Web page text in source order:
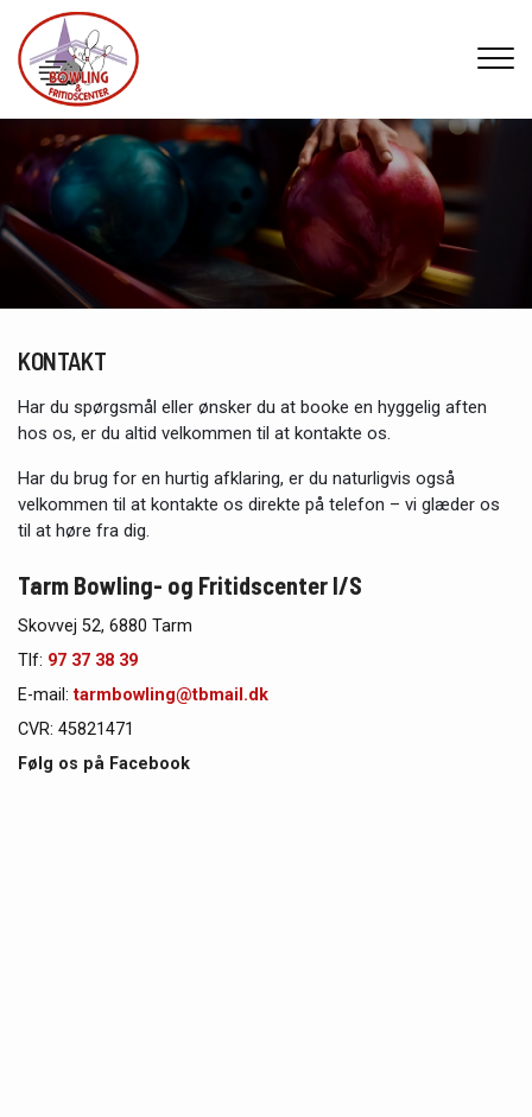
hovedindhold
KONTAKT
Har du spørgsmål eller ønsker du at booke en hyggelig aften
hos os, er du altid velkommen til at kontakte os.
Har du brug for en hurtig afklaring, er du naturligvis også
velkommen til at kontakte os direkte på telefon – vi glæder os
til at høre fra dig.
Tarm Bowling- og Fritidscenter I/S
Skovvej 52, 6880 Tarm
Tlf: 97 37 38 39
E-mail:tarmbowling@tbmail.dk
CVR: 45821471
Følg os på Facebook